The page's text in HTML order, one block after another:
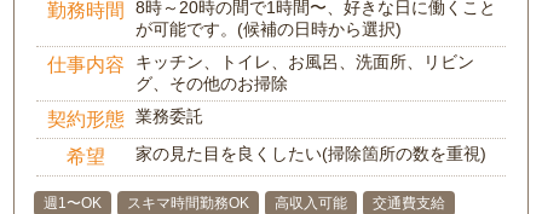
勤務時間
8時～20時の間で1時間〜、好きな日に働くこと
が可能です。(候補の日時から選択)
仕事内容
キッチン、トイレ、お風呂、洗面所、リビン
グ、その他のお掃除
契約形態 業務委託
希望 家の見た目を良くしたい(掃除箇所の数を重視)
週1〜OK スキマ時間勤務OK 高収入可能
交通費支給